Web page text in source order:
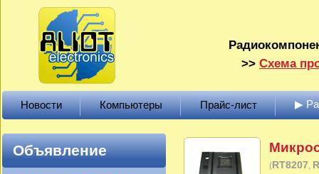
>> Схема
Новости Компьютеры Прайс-лист ▶
Объявление
(RT8207